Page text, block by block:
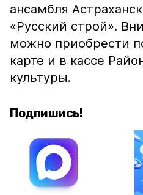
ансамбля
«Русский строй».
можно приобрести
карте и в кассе
культуры.
Подпишись!